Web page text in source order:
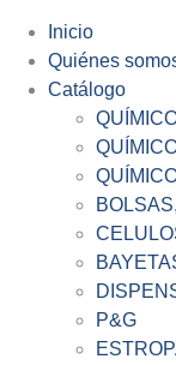
Inicio
Quiénes
Catálogo
P&G